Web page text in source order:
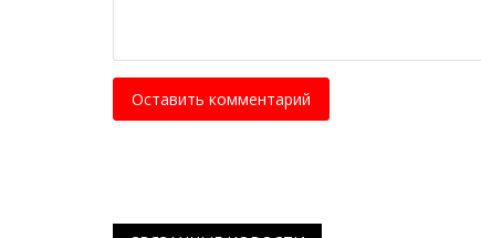
Оставить комментарий